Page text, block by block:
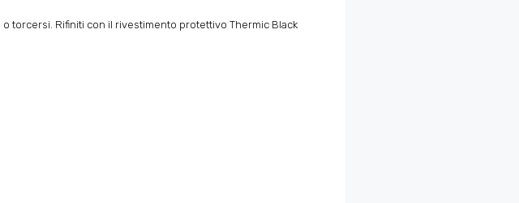
torcersi. Rifiniti con il rivestimento protettivo Thermic Black